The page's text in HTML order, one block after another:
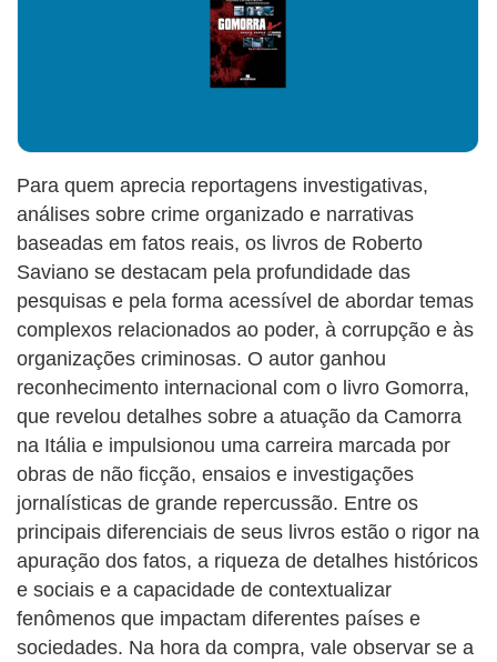
Para quem aprecia reportagens investigativas,
análises sobre crime organizado e narrativas
baseadas em fatos reais, os livros de Roberto
Saviano se destacam pela profundidade das
pesquisas e pela forma acessível de abordar temas
complexos relacionados ao poder, à corrupção e às
organizações criminosas. O autor ganhou
reconhecimento internacional com o livro Gomorra,
que revelou detalhes sobre a atuação da Camorra
na Itália e impulsionou uma carreira marcada por
obras de não ficção, ensaios e investigações
jornalísticas de grande repercussão. Entre os
principais diferenciais de seus livros estão o rigor na
apuração dos fatos, a riqueza de detalhes históricos
e sociais e a capacidade de contextualizar
fenômenos que impactam diferentes países e
sociedades. Na hora da compra, vale observar se a